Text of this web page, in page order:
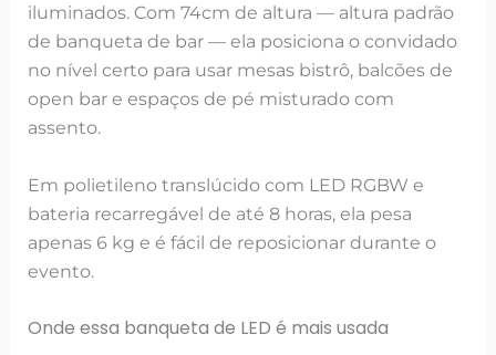
iluminados. Com 74cm de altura — altura padrão
de banqueta de bar — ela posiciona o convidado
no nível certo para usar mesas bistrô, balcões de
open bar e espaços de pé misturado com
assento.
Em polietileno translúcido com LED RGBW e
bateria recarregável de até 8 horas, ela pesa
apenas 6 kg e é fácil de reposicionar durante o
evento.
Onde essa banqueta de LED é mais usada